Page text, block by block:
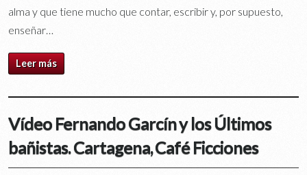
alma y que tiene mucho que contar, escribir y, por supuesto,
enseñar…
Leer más
Vídeo Fernando Garcín y los Últimos
bañistas. Cartagena, Café Ficciones